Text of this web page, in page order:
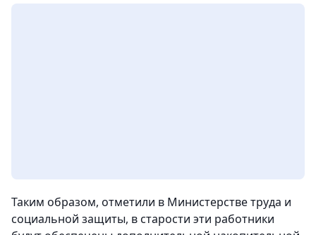
Таким образом, отметили в Министерстве труда и
социальной защиты, в старости эти работники